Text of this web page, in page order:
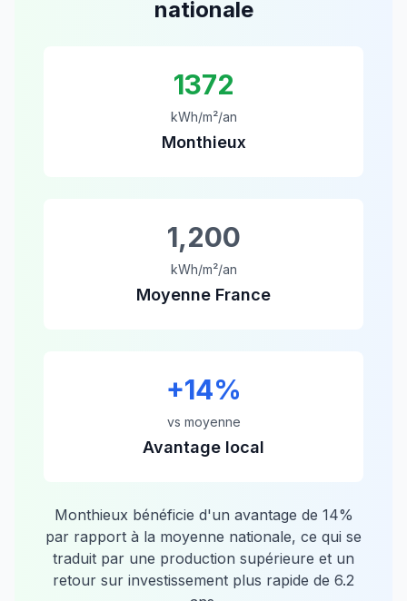
nationale
1372
kWh/m²/an
Monthieux
1,200
kWh/m²/an
Moyenne France
+14%
vs moyenne
Avantage local
Monthieuxbénéficie d'un avantage de 14%
par rapport à la moyenne nationale, ce qui se
traduit par une production supérieure et un
retour sur investissement plus rapide de 6.2